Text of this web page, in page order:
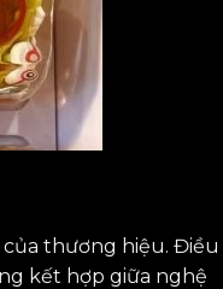
thương hiệu. Điều
kết hợp giữa nghệ